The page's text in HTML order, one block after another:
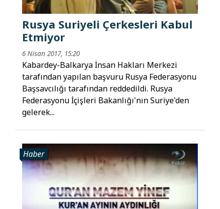
Rusya Suriyeli Çerkesleri Kabul
Etmiyor
6 Nisan 2017, 15:20
Kabardey-Balkarya İnsan Hakları Merkezi
tarafından yapılan başvuru Rusya Federasyonu
Başsavcılığı tarafından reddedildi. Rusya
Federasyonu İçişleri Bakanlığı'nın Suriye'den
gelerek...
Haber